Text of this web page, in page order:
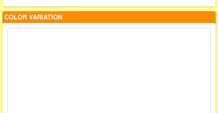
COLOR VARIATION